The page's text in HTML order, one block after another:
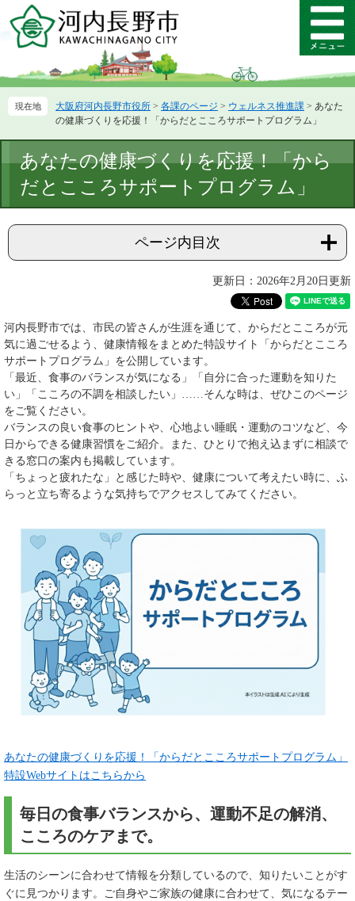
ー
先
ニ
を
て
メ
ニ
ー
大阪府河内長野市役所 > 各課のページ > ウェルネス推進課 > あなた
の健康づくりを応援！「からだとこころサポートプログラム」
文
あなたの健康づくりを応援！「から
だとこころサポートプログラム」
ページ内目次
更新日：2026年2月20日更新
河内長野市では、市民の皆さんが生涯を通じて、からだとこころが元
気に過ごせるよう、健康情報をまとめた特設サイト「からだとこころ
サポートプログラム」を公開しています。
「最近、食事のバランスが気になる」「自分に合った運動を知りた
い」「こころの不調を相談したい」……そんな時は、ぜひこのページ
をご覧ください。
バランスの良い食事のヒントや、心地よい睡眠・運動のコツなど、今
日からできる健康習慣をご紹介。また、ひとりで抱え込まずに相談で
きる窓口の案内も掲載しています。
「ちょっと疲れたな」と感じた時や、健康について考えたい時に、ふ
らっと立ち寄るような気持ちでアクセスしてみてください。
あなたの健康づくりを応援！「からだとこころサポートプログラム」
特設Webサイトはこちらから
​毎日の食事バランスから、運動不足の解消、
こころのケアまで。
生活のシーンに合わせて情報を分類しているので、知りたいことがす
ぐに見つかります。ご自身やご家族の健康に合わせて、気になるテー